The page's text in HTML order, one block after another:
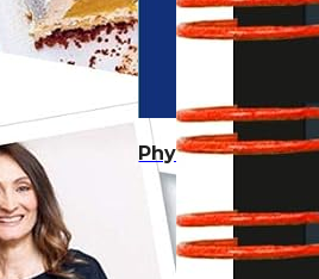
Physique Chimie